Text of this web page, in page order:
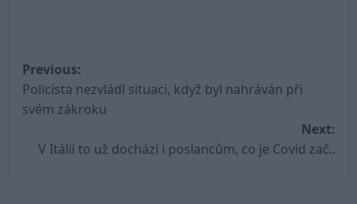
Post
navigation
Previous:
Policista nezvládl situaci, když byl nahráván při
svém zákroku
Next:
V Itálii to už dochází i poslancům, co je Covid zač..